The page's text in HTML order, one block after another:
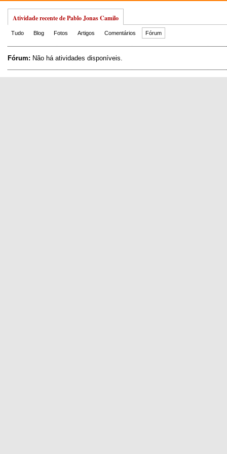
Atividade recente de Pablo Jonas Camilo
Tudo Blog Fotos Artigos Comentários Fórum
Fórum: Não há atividades disponíveis.